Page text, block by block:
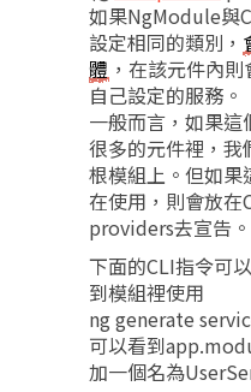
如果NgModule與
設定相同的類別，
體 ，在該元件內
自己設定的服務。
一般而言，如果
很多的元件裡，
根模組上。但如果
在使用，則會放
providers去宣告。
下面的CLI指令可
到模組裡使用
ng generate
可以看到
加一個名為